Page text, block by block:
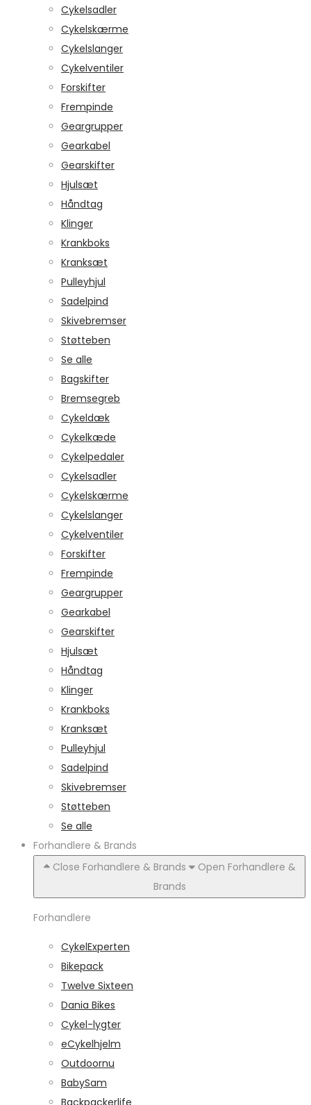
Cykelsadler
Cykelskærme
Cykelslanger
Cykelventiler
Forskifter
Frempinde
Geargrupper
Gearkabel
Gearskifter
Hjulsæt
Håndtag
Klinger
Krankboks
Kranksæt
Pulleyhjul
Sadelpind
Skivebremser
Støtteben
Se alle
Bagskifter
Bremsegreb
Cykeldæk
Cykelkæde
Cykelpedaler
Cykelsadler
Cykelskærme
Cykelslanger
Cykelventiler
Forskifter
Frempinde
Geargrupper
Gearkabel
Gearskifter
Hjulsæt
Håndtag
Klinger
Krankboks
Kranksæt
Pulleyhjul
Sadelpind
Skivebremser
Støtteben
Se alle
Forhandlere & Brands
Close Forhandlere & Brands
Open Forhandlere &
Brands
Forhandlere
CykelExperten
Bikepack
Twelve Sixteen
Dania Bikes
Cykel-lygter
eCykelhjelm
Outdoornu
BabySam
Backpackerlife